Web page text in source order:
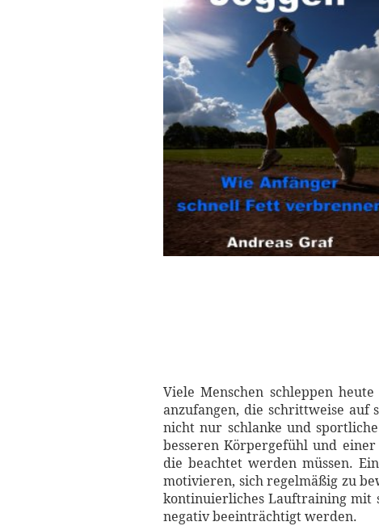
Viele Menschen schleppen
anzufangen, die schrittweise auf
nicht nur schlanke und
besseren Körpergefühl und
die beachtet werden müssen.
motivieren, sich regelmäßig zu
kontinuierliches Lauftraining mit
negativ beeinträchtigt werden.